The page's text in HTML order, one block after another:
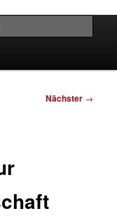
Nächster →